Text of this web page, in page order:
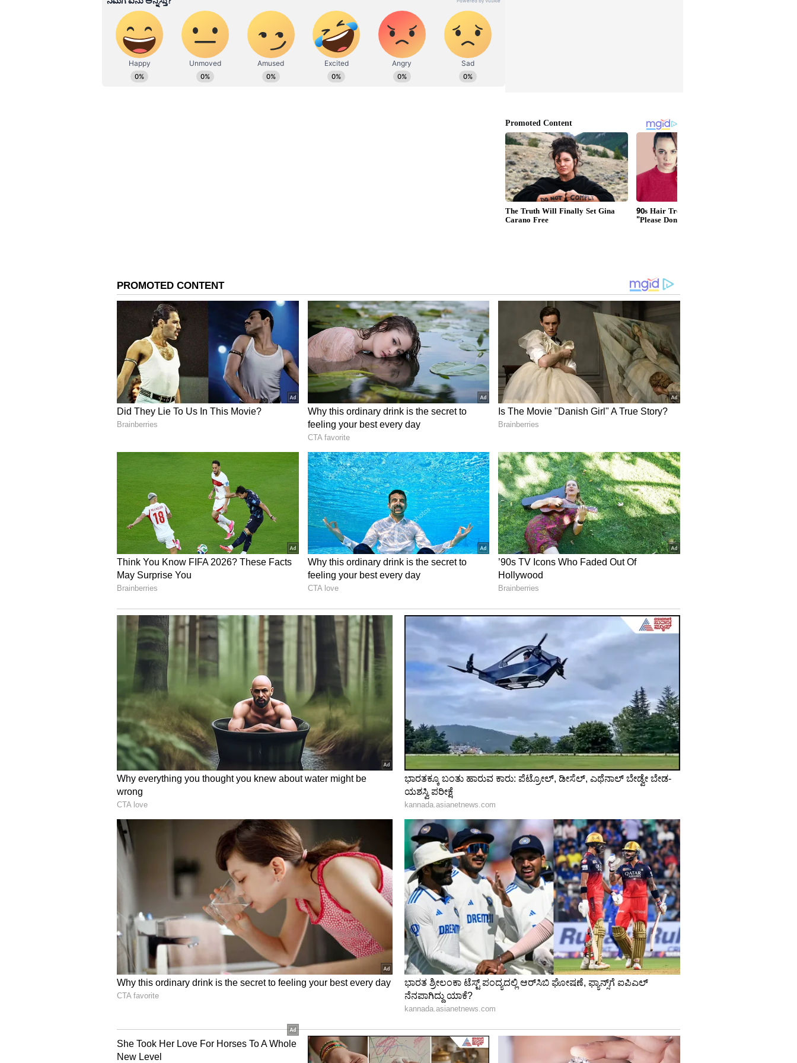
ಅಲ್ಲದೇ ಮನೆಯಲ್ಲಿ ಇನ್ನೂ ಹತ್ತು ಹಲವು ಅಮೂಲ್ಯ ನೆನಪುಗಳಿದ್ದು, ಶ್ರೀದೇವಿಯ ಹಲವು ಸಂದರ್ಭಗಳಲ್ಲಿ
ಹಲವು ಗಣ್ಯರೊಂದಿಗೆ ತೆಗೆಸಿಕೊಂಡ ಫೋಟೋಗಳನ್ನು ಗೋಡೆಯ ವಾಲ್ ಶೋಕೇಸ್‌ನಲ್ಲಿ ಜೋಡಿಸಲಾಗಿದೆ.
ಇದರ ಜೊತೆಗೆ ಶ್ರೀದೇವಿ ಬಾಲ್ಯದ ಕುಟುಂಬಗಳು ತಾಯಿ ಕಡೆಯ ಬಂಧುಗಳು ಬೋನಿ ಕಪೂರ್ ಬಾಲ್ಯದ
ಫೋಟೋಗಳು ಹೀಗೆ ಮನೆಯ ಮೂಲೆ ಮೂಲೆಯಲ್ಲೂ ಶ್ರೀದೇವಿ ನೆನಪು ಎದ್ದು ಕಾಣುವಂತಿದೆ.
ಶ್ರೀದೇವಿ ಮತ್ತು ಜಾನ್ವಿ ಕಪೂರ್ ನಡುವೆ ಹೋಲಿಕೆ ಮಾಡಬೇಡಿ - ಬೋನಿ ಕಪೂರ್
ಅಲ್ಲದೇ ಇದೇ ವೇಳೆ ಅಪ್ಪ ಅಮ್ಮನ ನಡುವಿನ ಪ್ರೀತಿಯ ಕತೆಯನ್ನು ಇಲ್ಲಿಂದ ಫೋಟೋವೊಂದರಿಂದ ಜಾನ್ವಿ
ವಿವರಿಸಿದ್ದಾಳೆ. ಅಮ್ಮ ಶ್ರೀದೇವಿ ಆಕೆಯ ಗೆಳತಿ ಬೀನಾ ಜೊತೆ ಇಟಲಿಗೆ ಹೋಗಿದ್ದರಂತೆ ಈ ವೇಳೆ ಯಾರೋ
ಅಪರಿಚಿತನೋರ್ವ ಶ್ರೀದೇವಿಗೆ ಹೊಡೆದಿದ್ದಾನೆ. ಇದರಿಂದ ಶ್ರೀದೇವಿ ಶಾಕ್ ಆಗಿದ್ದರು. ಅಲ್ಲದೇ ಈ ವಿಚಾರವನ್ನು
ಗೆಳತಿ ಬೀನಾ ಶ್ರೀದೇವಿ ಪತಿ ಬೋನ್ ಕಪೂರ್‌ಗೆ ಕರೆ ಮಾಡಿ ತಿಳಿಸಿದ್ದು, ಕೂಡಲೇ ಬೋನಿ ಕಪೂರ್ ಮಕ್ಕಳಾದ
ಜಾನ್ವಿ ಹಾಗೂ ಖುಷಿ ಇಬ್ಬರನ್ನು ಮುಂಬೈನ ಮನೆಯಲ್ಲಿ ಬಿಟ್ಟು ಇಟಲಿಗೆ ವಿಮಾನವೇರಿದ್ದರಂತೆ. ಈ ವಿಚಾರವನ್ನು
ಒಂದು ಫೋಟೋ ನೋಡುತ್ತಾ ಜಾನ್ವಿ ವಿವರಿಸಿದ್ದಾಳೆ. ಒಟ್ಟಿನಲ್ಲಿ ಈ ವಿಡಿಯೋ ಪೂರ್ತಿ ಶ್ರೀದೇವಿ ನೆನಪುಗಳೇ
ರಾರಾಜಿಸುತ್ತಿವೆ.